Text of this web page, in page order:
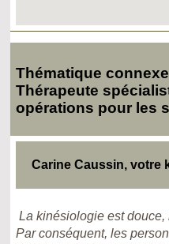
Thématique
Thérapeute
opérations pour les
Carine Caussin, votre
La kinésiologie est
Par conséquent, les